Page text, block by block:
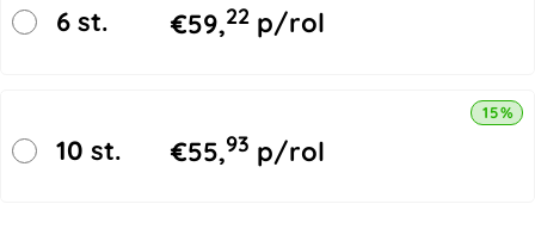
6 st. €59,22 p/rol
10 st. €55,93 p/rol
15%